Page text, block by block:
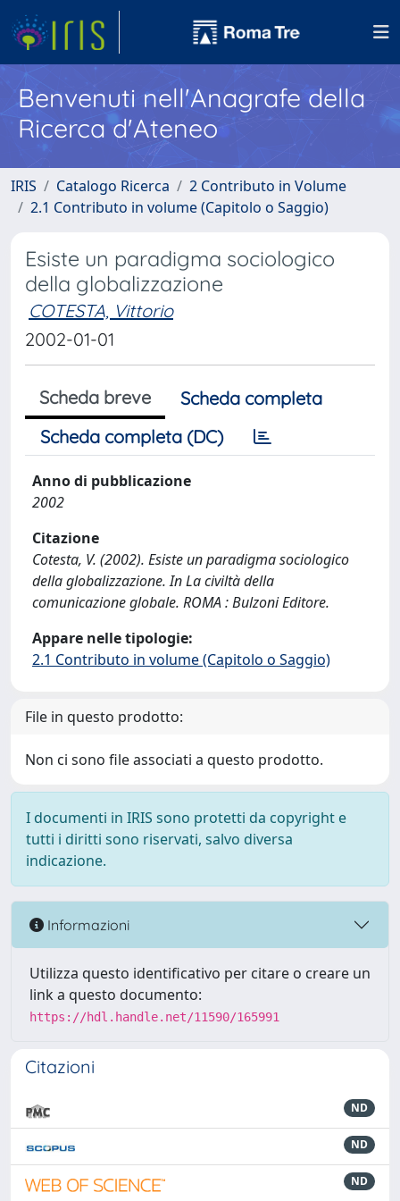
Benvenuti nell'Anagrafe della
Ricerca d'Ateneo
IRIS Catalogo Ricerca
2 Contributo in Volume
2.1 Contributo in volume (Capitolo o Saggio)
Esiste un paradigma sociologico
della globalizzazione
COTESTA, Vittorio
2002-01-01
Scheda breve
Scheda completa
Scheda completa (DC)
Anno di pubblicazione
2002
Citazione
Cotesta, V. (2002). Esiste un paradigma sociologico
della globalizzazione. In La civiltà della
comunicazione globale. ROMA : Bulzoni Editore.
Appare nelle tipologie:
2.1 Contributo in volume (Capitolo o Saggio)
File in questo prodotto:
Non ci sono file associati a questo prodotto.
I documenti in IRIS sono protetti da copyright e
tutti i diritti sono riservati, salvo diversa
indicazione.
Informazioni
Utilizza questo identificativo per citare o creare un
link a questo documento:
https://hdl.handle.net/11590/165991
Citazioni
ND
ND
ND